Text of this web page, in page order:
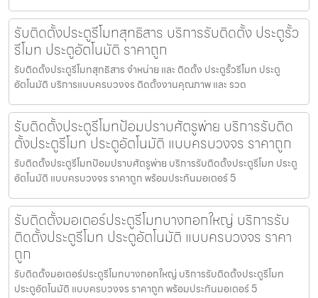
รับติดตั้งประตูรีโมทสุทธิสาร บริการรับติดตั้ง ประตูรั้ว
รีโมท ประตูอัตโนมัติ ราคาถูก
รับติดตั้งประตูรีโมทสุทธิสาร จำหน่าย และ ติดตั้ง ประตูรั้วรีโมท ประตู
อัตโนมัติ บริการแบบครบวงจร ติดตั้งงานคุณภาพ และ รวด
รับติดตั้งประตูรีโมทป้อมปราบศัตรูพ่าย บริการรับติด
ตั้งประตูรีโมท ประตูอัตโนมัติ แบบครบวงจร ราคาถูก
รับติดตั้งประตูรีโมทป้อมปราบศัตรูพ่าย บริการรับติดตั้งประตูรีโมท ประตู
อัตโนมัติ แบบครบวงจร ราคาถูก พร้อมประกันมอเตอร์ 5
รับติดตั้งมอเตอร์ประตูรีโมทบางกอกใหญ่ บริการรับ
ติดตั้งประตูรีโมท ประตูอัตโนมัติ แบบครบวงจร ราคา
ถูก
รับติดตั้งมอเตอร์ประตูรีโมทบางกอกใหญ่ บริการรับติดตั้งประตูรีโมท
ประตูอัตโนมัติ แบบครบวงจร ราคาถูก พร้อมประกันมอเตอร์ 5